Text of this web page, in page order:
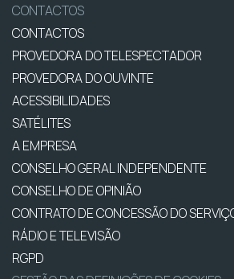
CONTACTOS
CONTACTOS
PROVEDORA DO TELESPECTADOR
PROVEDORA DO OUVINTE
ACESSIBILIDADES
SATÉLITES
A EMPRESA
CONSELHO GERAL INDEPENDENTE
CONSELHO DE OPINIÃO
CONTRATO DE CONCESSÃO DO
RÁDIO E TELEVISÃO
RGPD